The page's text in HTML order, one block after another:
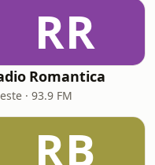
RR
Romantica
· 93.9 FM
RB